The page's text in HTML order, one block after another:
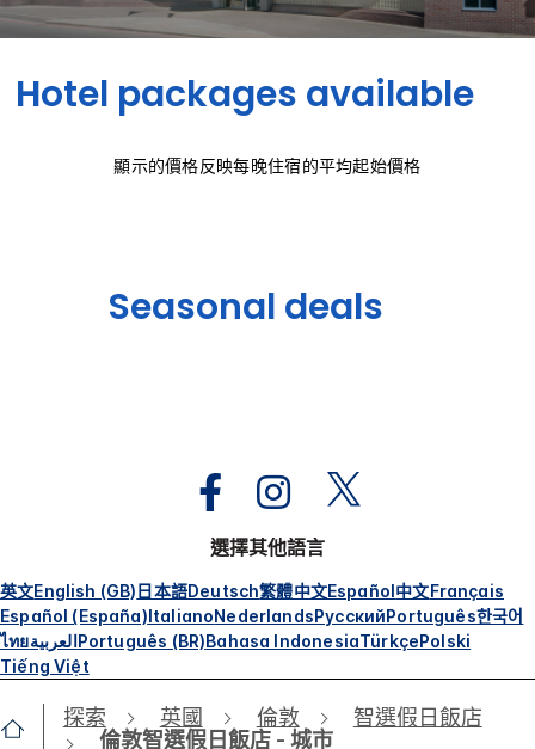
Hotel packages available
顯示的價格反映每晚住宿的平均起始價格
Seasonal deals
選擇其他語言
英文English (GB)日本語Deutsch繁體中文Español中文Français
Español (España)ItalianoNederlandsРусскийPortuguês한국어
ไทยالعربيةPortuguês (BR)Bahasa IndonesiaTürkçePolski
Tiếng Việt
探索 英國 倫敦
智選假日飯店
倫敦智選假日飯店 - 城市